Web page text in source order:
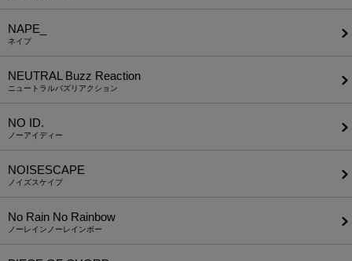
NAPE_
ネイプ
NEUTRAL Buzz Reaction
ニュートラルバズリアクション
NO ID.
ノーアイディー
NOISESCAPE
ノイズスケイプ
No Rain No Rainbow
ノーレインノーレインボー